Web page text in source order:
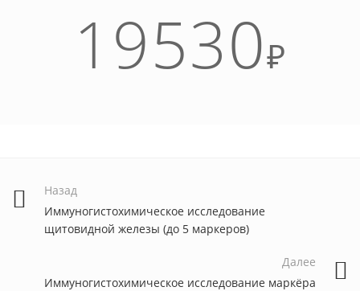
19530₽
Назад
Иммуногистохимическое исследование
щитовидной железы (до 5 маркеров)
Далее
Иммуногистохимическое исследование маркёра